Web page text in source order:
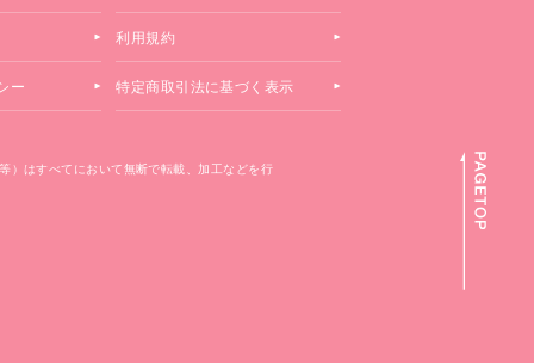
利用規約
ー 特定商取引法に基づく表示
）はすべてにおいて無断で転載、加工などを行